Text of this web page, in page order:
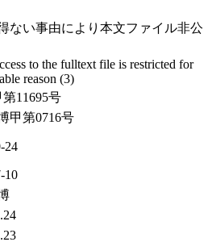
ない事由により本文ファイル非公
to the fulltext file is restricted for
reason (3)
第11695号
甲第0716号
24
10